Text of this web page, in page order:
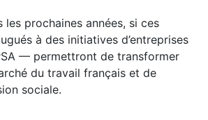
les prochaines années, si ces
à des initiatives d’entreprises
— permettront de transformer
du travail français et de
sociale.